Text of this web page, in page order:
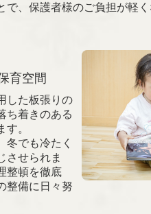
で、保護者様のご負担が軽
育空間
した板張りの
ち着きのある
。
冬でも冷たく
させられま
整頓を徹底
整備に日々努